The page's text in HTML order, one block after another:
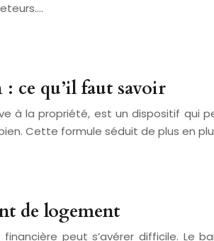
ce qu’il faut savoir
à la propriété, est un dispositif qui
Cette formule séduit de plus en
de logement
peut s’avérer difficile. Le